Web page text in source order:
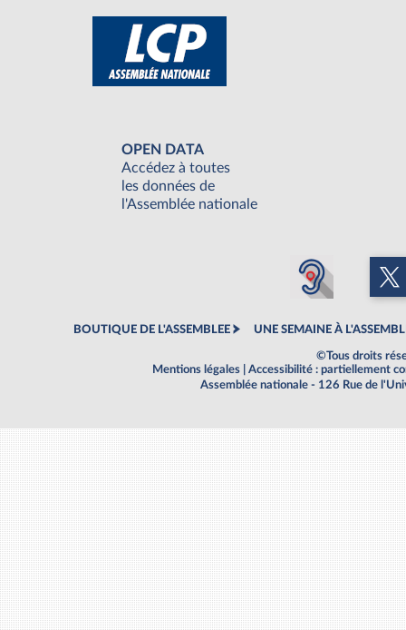
OPEN DATA
Accédez à toutes
les données de
l'Assemblée nationale
BOUTIQUE DE L'ASSEMBLEE UNE SEMAINE À
©Tous droits
Mentions légales
Accessibilité : partiellement
Assemblée nationale - 126 Rue de